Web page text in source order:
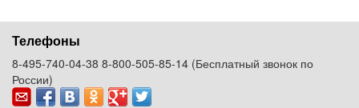
Телефоны
8-495-740-04-38 8-800-505-85-14 (Бесплатный звонок по
России)